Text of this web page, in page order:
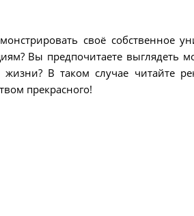
своё собственное
Вы предпочитаете выглядеть
В таком случае читайте
прекрасного!